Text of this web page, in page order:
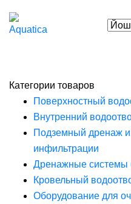
Категории товаров
Поверхностный
Внутренний
Подземный дренаж
инфильтрации
Дренажные системы
Кровельный
Оборудование для